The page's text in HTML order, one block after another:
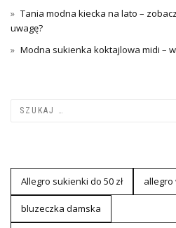
Tania modna kiecka na lato –
uwagę?
Modna sukienka koktajlowa midi –
Allegro sukienki do 50 zł allegro
bluzeczka damska